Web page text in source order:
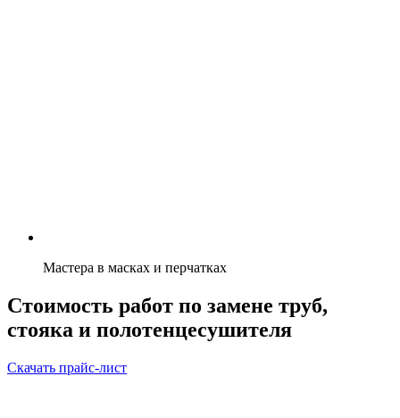
Мастера в масках и перчатках
Стоимость работ по замене труб,
стояка и полотенцесушителя
Скачать прайс-лист